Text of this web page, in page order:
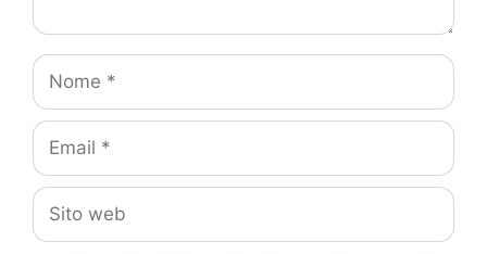
Nome
Email
Sito
web